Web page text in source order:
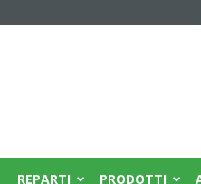
REPARTI PRODOTTI